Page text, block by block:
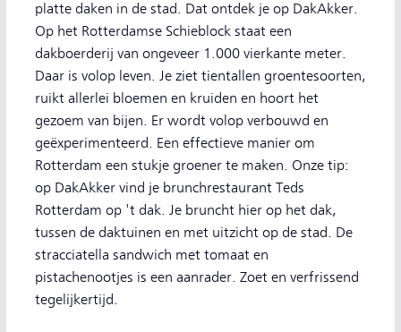
platte daken in de stad. Dat ontdek je op DakAkker.
Op het Rotterdamse Schieblock staat een
dakboerderij van ongeveer 1.000 vierkante meter.
Daar is volop leven. Je ziet tientallen groentesoorten,
ruikt allerlei bloemen en kruiden en hoort het
gezoem van bijen. Er wordt volop verbouwd en
geëxperimenteerd. Een effectieve manier om
Rotterdam een stukje groener te maken. Onze tip:
op DakAkker vind je brunchrestaurant Teds
Rotterdam op 't dak. Je bruncht hier op het dak,
tussen de daktuinen en met uitzicht op de stad. De
stracciatella sandwich met tomaat en
pistachenootjes is een aanrader. Zoet en verfrissend
tegelijkertijd.